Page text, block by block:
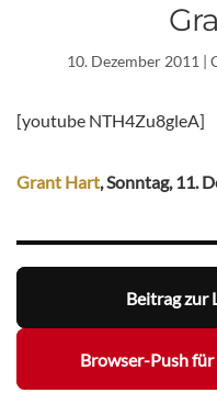
10. Dezember 2011 |
[youtube NTH4Zu8gleA]
Grant Hart, Sonntag, 11.
Beitrag zur
Browser-Push